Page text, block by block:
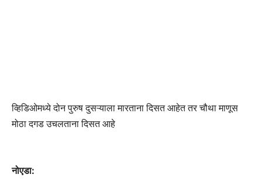
व्हिडिओमध्ये दोन पुरुष दुसऱ्याला मारताना दिसत आहेत तर चौथा माणूस
मोठा दगड उचलताना दिसत आहे
नोएडा: